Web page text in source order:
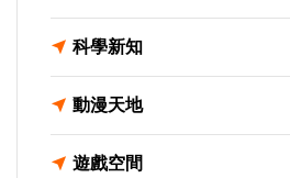
科學新知
動漫天地
遊戲空間